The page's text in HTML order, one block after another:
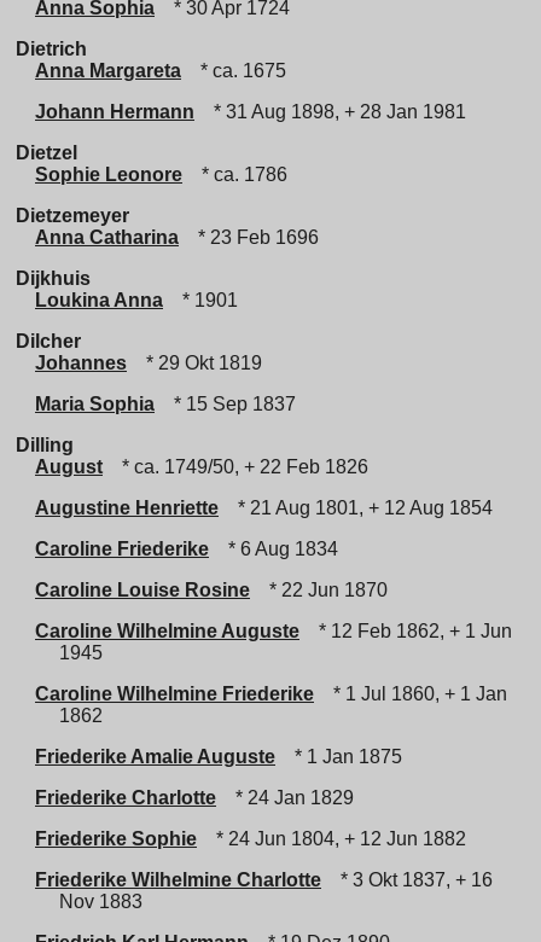
Anna Sophia
* 30 Apr 1724
Dietrich
Anna Margareta
* ca. 1675
Johann Hermann
* 31 Aug 1898, + 28 Jan 1981
Dietzel
Sophie Leonore
* ca. 1786
Dietzemeyer
Anna Catharina
* 23 Feb 1696
Dijkhuis
Loukina Anna
* 1901
Dilcher
Johannes
* 29 Okt 1819
Maria Sophia
* 15 Sep 1837
Dilling
August
* ca. 1749/50, + 22 Feb 1826
Augustine Henriette
* 21 Aug 1801, + 12 Aug 1854
Caroline Friederike
* 6 Aug 1834
Caroline Louise Rosine
* 22 Jun 1870
Caroline Wilhelmine Auguste
* 12 Feb 1862, + 1 Jun
1945
Caroline Wilhelmine Friederike
* 1 Jul 1860, + 1 Jan
1862
Friederike Amalie Auguste
* 1 Jan 1875
Friederike Charlotte
* 24 Jan 1829
Friederike Sophie
* 24 Jun 1804, + 12 Jun 1882
Friederike Wilhelmine Charlotte
* 3 Okt 1837, + 16
Nov 1883